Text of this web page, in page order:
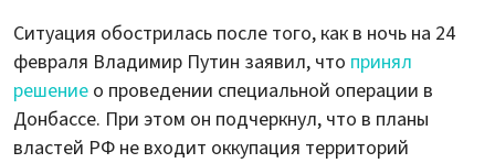
Ситуация обострилась после того, как в ночь на 24
февраля Владимир Путин заявил, что принял
решение о проведении специальной операции в
Донбассе. При этом он подчеркнул, что в планы
властей РФ не входит оккупация территорий